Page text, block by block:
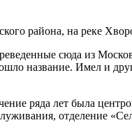
района, на реке
сюда из
название. Имел и
ряда лет была
отделение